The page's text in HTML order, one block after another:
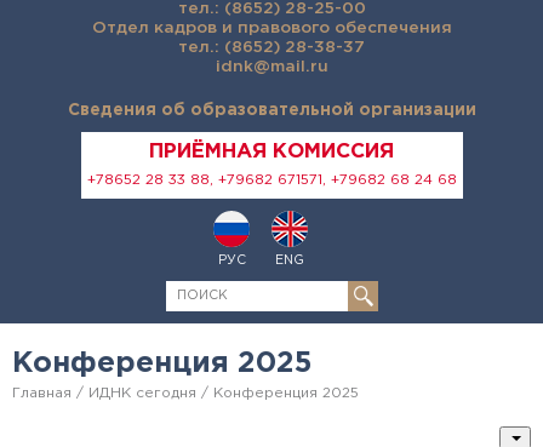
тел.: (8652) 28-25-00
Отдел кадров и правового обеспечения
тел.: (8652) 28-38-37
idnk@mail.ru
Сведения об образовательной организации
ПРИЁМНАЯ КОМИССИЯ
+78652 28 33 88, +79682 671571, +79682 68 24 68
РУС ENG
Конференция 2025
Главная ИДНК сегодня Конференция 2025